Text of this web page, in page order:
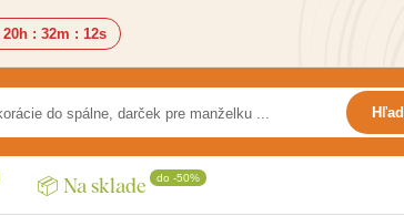
20h : 32m : 10s
📦 Na sklade do -50%